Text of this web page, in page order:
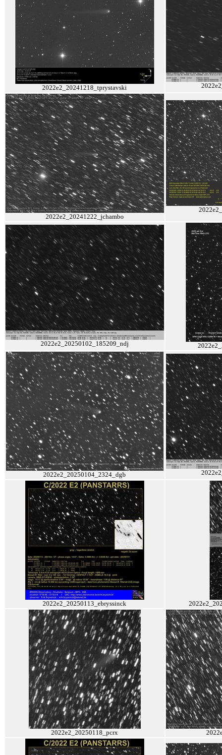
2022e2_20241218_tprystavski
2022e2_20241222_jchambo
2022e2_20250102_185209_ndj
2022e2_20250104_2324_dgb
2022e2_20250113_ebryssinck
2022e2_20250118_pcrx